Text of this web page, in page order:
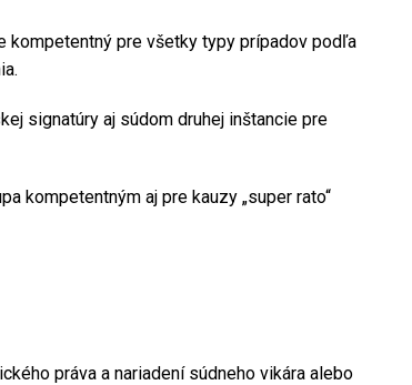
pre všetky typy prípadov podľa
signatúry aj súdom druhej inštancie pre
kompetentným aj pre kauzy „super rato“
práva a nariadení súdneho vikára alebo